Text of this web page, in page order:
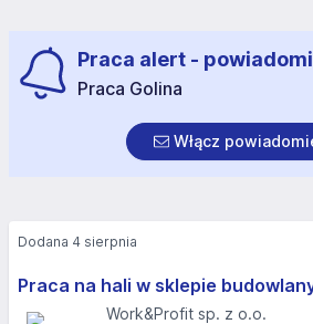
Praca alert -
Praca Golina
Włącz
Praca na hali w sklepie
Work&Profit sp. z o.o.
Dodana 4 sierpnia